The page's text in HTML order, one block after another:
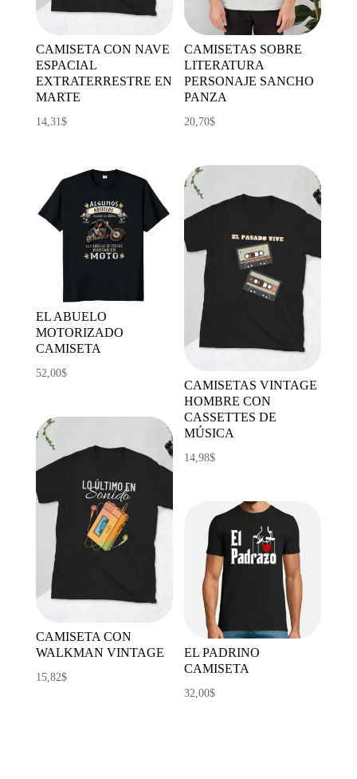
CAMISETA CON NAVE
ESPACIAL
EXTRATERRESTRE EN
MARTE
14,31$
CAMISETAS SOBRE
LITERATURA
PERSONAJE SANCHO
PANZA
20,70$
EL ABUELO
MOTORIZADO
CAMISETA
52,00$
CAMISETAS VINTAGE
HOMBRE CON
CASSETTES DE
MÚSICA
14,98$
CAMISETA CON
WALKMAN VINTAGE
15,82$
EL PADRINO
CAMISETA
32,00$